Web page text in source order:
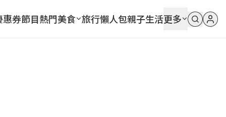
惠券節目熱門美食 旅行懶人包親子生活更多